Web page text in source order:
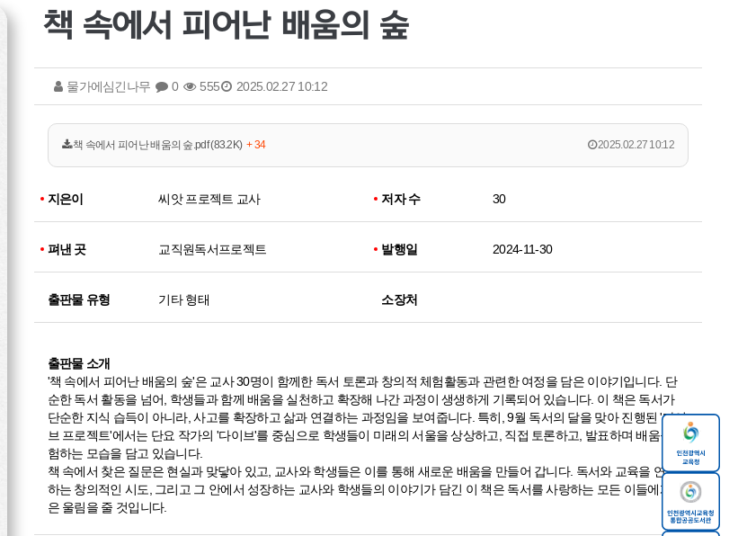
책 속에서 피어난 배움의 숲
물가에심긴나무 0 555 2025.02.27 10:12
2025.02.27 10:12
책 속에서 피어난 배움의 숲.pdf (83.2K) + 34
지은이 씨앗 프로젝트 교사 저자 수 30
펴낸 곳 교직원독서프로젝트 발행일 2024-11-30
출판물 유형 기타 형태 소장처
출판물 소개
'책 속에서 피어난 배움의 숲'은 교사 30명이 함께한 독서 토론과 창의적 체험활동과 관련한 여정을 담은 이야기입니다. 단
순한 독서 활동을 넘어, 학생들과 함께 배움을 실천하고 확장해 나간 과정이 생생하게 기록되어 있습니다. 이 책은 독서가
단순한 지식 습득이 아니라,사고를 확장하고 삶과 연결하는 과정임을 보여줍니다. 특히, 9월 독서의 달을 맞아 진행된 '다이
브 프로젝트'에서는 단요 작가의 '다이브'를 중심으로 학생들이 미래의 서울을 상상하고, 직접 토론하고, 발표하며 배움을 경
험하는 모습을 담고 있습니다.
책 속에서 찾은 질문은 현실과 맞닿아 있고, 교사와 학생들은 이를 통해 새로운 배움을 만들어 갑니다. 독서와 교육을 연결
하는 창의적인 시도, 그리고 그 안에서 성장하는 교사와 학생들의 이야기가 담긴 이 책은 독서를 사랑하는 모든 이들에게 깊
은 울림을 줄 것입니다.